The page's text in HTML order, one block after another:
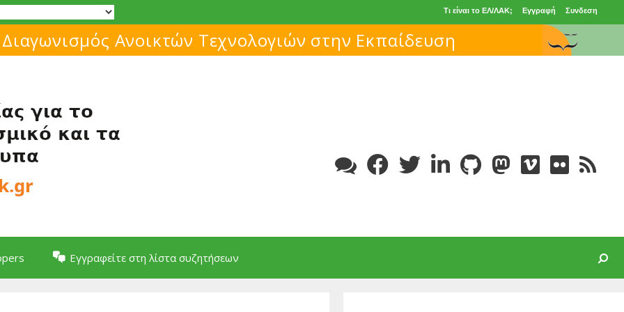
Τι είναι το ΕΛ/ΛΑΚ; Εγγραφή Συνδεση
Μάθε για το ελεύθερο λογισμικό!
Εγγραφείτε στη λίστα συζητήσεων Search